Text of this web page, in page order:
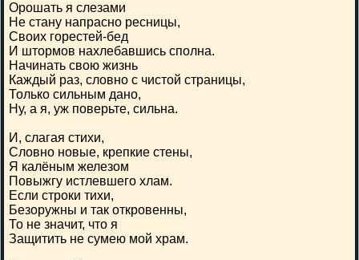
Орошать я слезами
Не стану напрасно ресницы,
Своих горестей-бед
И штормов нахлебавшись сполна.
Начинать свою жизнь
Каждый раз, словно с чистой страницы,
Только сильным дано,
Ну, а я, уж поверьте, сильна.
И, слагая стихи,
Словно новые, крепкие стены,
Я калёным железом
Повыжгу истлевшего хлам.
Если строки тихи,
Безоружны и так откровенны,
То не значит, что я
Защитить не сумею мой храм.